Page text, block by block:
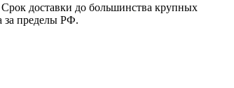
доставки до большинства крупных
за пределы РФ.